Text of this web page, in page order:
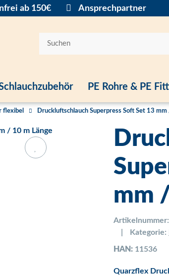
ab 150€ Ansprechpartner
PE Rohre & PE
flexibel Druckluftschlauch Superpress Soft Set 13
mm
Artikelnummer:
Kategorie:
HAN: 11536
Quarzflex